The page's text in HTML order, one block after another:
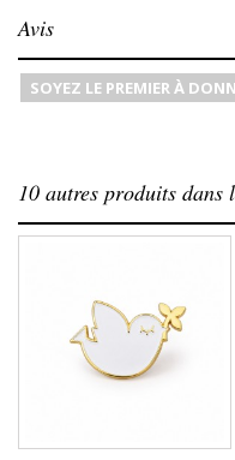
Avis
SOYEZ LE PREMIER À
10 autres produits dans